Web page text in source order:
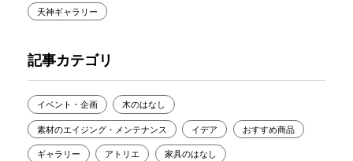
天神ギャラリー
記事カテゴリ
イベント・企画 木のはなし
素材のエイジング・メンテナンス イデア おすすめ商品
ギャラリー アトリエ 家具のはなし